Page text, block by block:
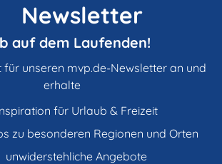
Newsletter
auf dem Laufenden!
für unseren mvp.de-Newsletter an und
erhalte
für Urlaub & Freizeit
zu besonderen Regionen und Orten
unwiderstehliche Angebote